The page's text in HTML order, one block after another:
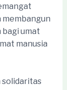
membangun
umat
manusia
solidaritas